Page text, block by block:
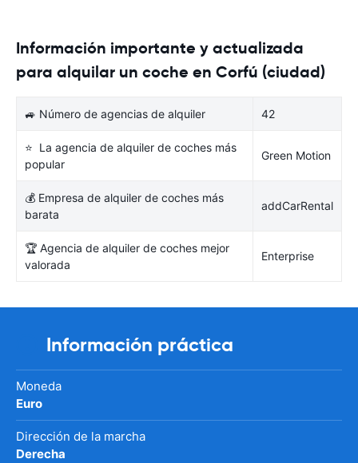
Información importante y actualizada
para alquilar un coche en Corfú (ciudad)
🚙 Número de agencias de alquiler 42
⭐ La agencia de alquiler de coches más
popular
Green Motion
💰 Empresa de alquiler de coches más
barata
addCarRental
🏆 Agencia de alquiler de coches mejor
valorada
Enterprise
Información práctica
Moneda
Euro
Dirección de la marcha
Derecha